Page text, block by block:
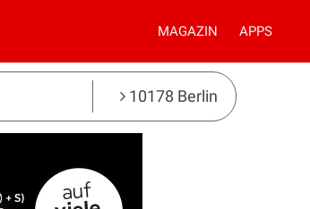
MAGAZIN APPS
10178 Berlin